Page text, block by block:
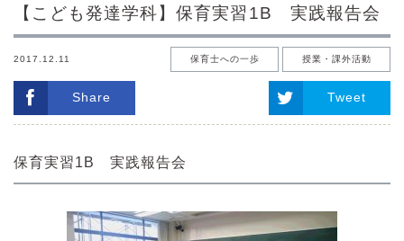
【こども発達学科】保育実習1B 実践報告会
2017.12.11 保育士への一歩 授業・課外活動
Share Tweet
保育実習1B 実践報告会